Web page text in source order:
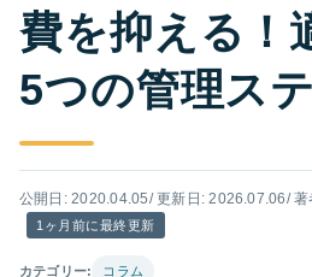
費を抑える！
5つの管理ス
公開日: 2020.04.05/ 更新日: 2026.07.06/
1ヶ月前に最終更新
カテゴリー: コラム